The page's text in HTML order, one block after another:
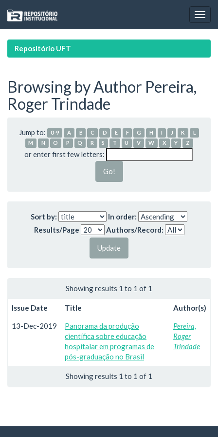
navigation
Repositório UFT
Browsing by Author Pereira,
Roger Trindade
Jump to: 0-9 A B C D E F G H I J K
L
M
N O P Q R S T U V W X Y Z
or enter first few letters:
Sort by:
In order:
Results/Page
Authors/Record:
Showing results 1 to 1 of 1
Issue Date Title Author(s)
13-Dec-2019
Panorama da produção
científica sobre educação
hospitalar em programas de
pós-graduação no Brasil
Pereira,
Roger
Trindade
Showing results 1 to 1 of 1